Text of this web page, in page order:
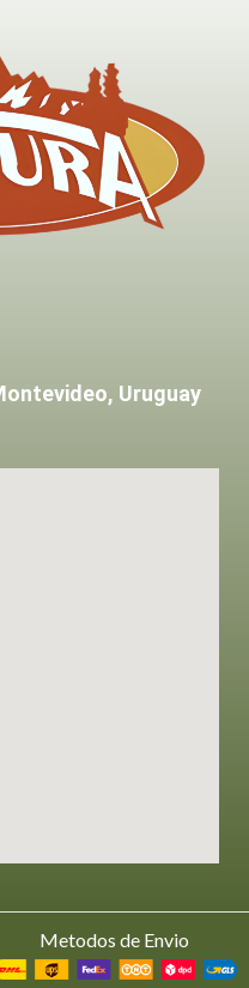
Uruguay
Metodos de Envio